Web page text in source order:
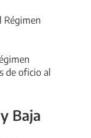
Régimen
de oficio al
Baja